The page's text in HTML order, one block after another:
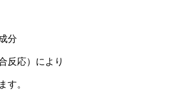
分
反応）により
す。